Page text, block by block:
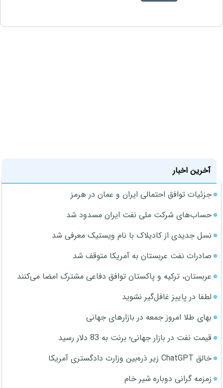
آخرین اخبار
جزئیات توافق احتمالی ایران و عمان در هرمز
حساب‌های شرکت ملی نفت ایران مسدود شد
نسل جدیدی از کادیلاک با نام ویستیک معرفی شد
صادرات نفت عربستان به آمریکا متوقف شد
عربستان، ترکیه و پاکستان توافق دفاعی مشترک امضا می‌کنند
لطفا در پاییز غافل‌گیر نشوید
بهای طلا امروز جمعه در بازارهای جهانی
قیمت نفت در بازار جهانی؛ برنت به 83 دلار رسید
خالق ChatGPT زیر ذره‌بین وزارت دادگستری آمریکا
زمزمه گرانی دوباره شیر خام